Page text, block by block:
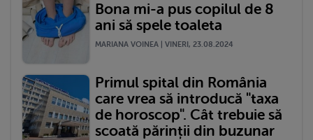
Bona mi-a pus copilul de 8
ani să spele toaleta
MARIANA VOINEA | VINERI, 23.08.2024
Primul spital din România
care vrea să introducă "taxa
de horoscop". Cât trebuie să
scoată părinții din buzunar